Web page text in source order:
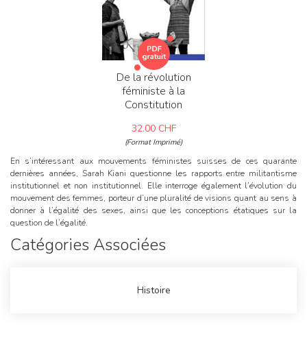
De la révolution
féministe à la
Constitution
32.00 CHF
(Format Imprimé)
En s’intéressant aux mouvements féministes suisses de ces quarante
dernières années, Sarah Kiani questionne les rapports entre militantisme
institutionnel et non institutionnel. Elle interroge également l’évolution du
mouvement des femmes, porteur d’une pluralité de visions quant au sens à
donner à l’égalité des sexes, ainsi que les conceptions étatiques sur la
question de l’égalité.
Catégories Associées
Histoire